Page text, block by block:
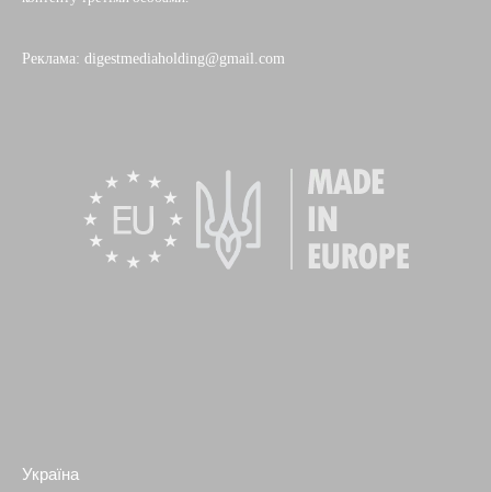
Реклама: digestmediaholding@gmail.com
Україна